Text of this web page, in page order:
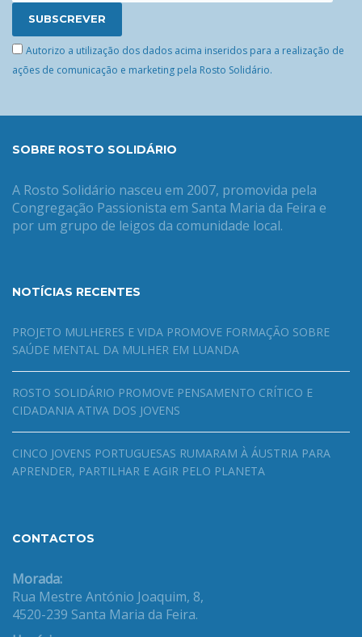
Autorizo a utilização dos dados acima inseridos para a realização de
ações de comunicação e marketing pela Rosto Solidário.
SOBRE ROSTO SOLIDÁRIO
A Rosto Solidário nasceu em 2007, promovida pela
Congregação Passionista em Santa Maria da Feira e
por um grupo de leigos da comunidade local.
NOTÍCIAS RECENTES
PROJETO MULHERES E VIDA PROMOVE FORMAÇÃO SOBRE
SAÚDE MENTAL DA MULHER EM LUANDA
ROSTO SOLIDÁRIO PROMOVE PENSAMENTO CRÍTICO E
CIDADANIA ATIVA DOS JOVENS
CINCO JOVENS PORTUGUESAS RUMARAM À ÁUSTRIA PARA
APRENDER, PARTILHAR E AGIR PELO PLANETA
CONTACTOS
Morada:
Rua Mestre António Joaquim, 8,
4520-239 Santa Maria da Feira.